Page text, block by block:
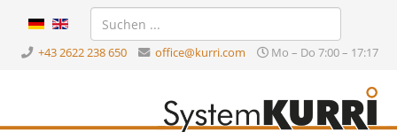
+43 2622 238 650 office@kurri.com Mo – Do 7:00 – 17:17